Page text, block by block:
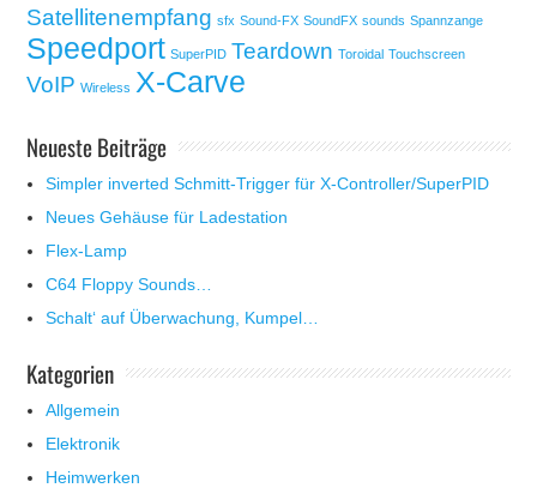
Satellitenempfang sfx Sound-FX SoundFX sounds Spannzange
Speedport SuperPID Teardown Toroidal Touchscreen
VoIP Wireless X-Carve
Neueste Beiträge
Simpler inverted Schmitt-Trigger für X-Controller/SuperPID
Neues Gehäuse für Ladestation
Flex-Lamp
C64 Floppy Sounds…
Schalt‘ auf Überwachung, Kumpel…
Kategorien
Allgemein
Elektronik
Heimwerken